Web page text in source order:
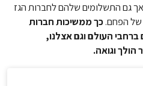
אך גם התשלומים שלהם לחברות הגז
של הפחם.כך ממשיכות חברות
העולם וגם אצלנו,
וגואה.